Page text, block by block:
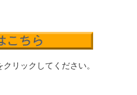
リックしてください。